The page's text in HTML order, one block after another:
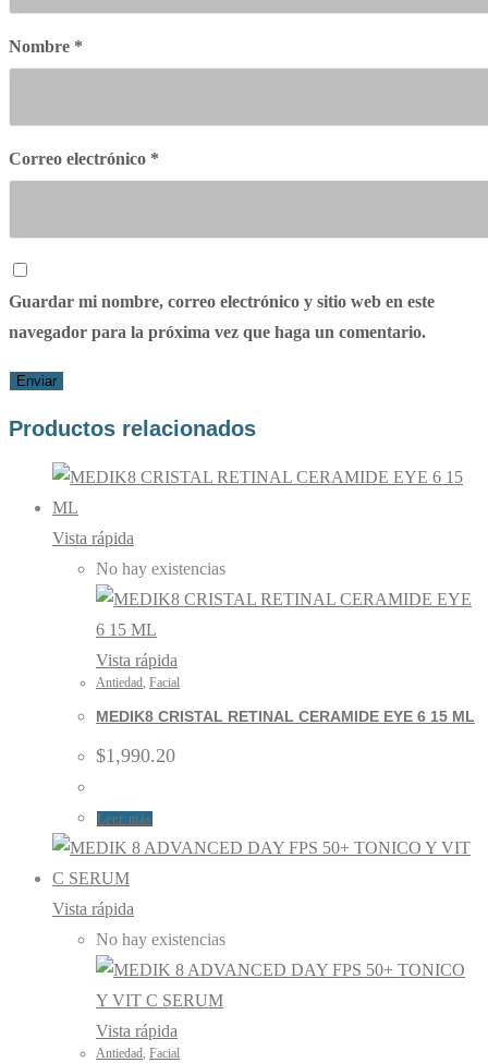
Nombre *
Correo electrónico *
Guardar mi nombre, correo electrónico y sitio web en este
navegador para la próxima vez que haga un comentario.
Productos relacionados
Vista rápida
No hay existencias
Vista rápida
Antiedad, Facial
MEDIK8 CRISTAL RETINAL CERAMIDE EYE 6 15 ML
$1,990.20
Leer más
Vista rápida
No hay existencias
Vista rápida
Antiedad, Facial